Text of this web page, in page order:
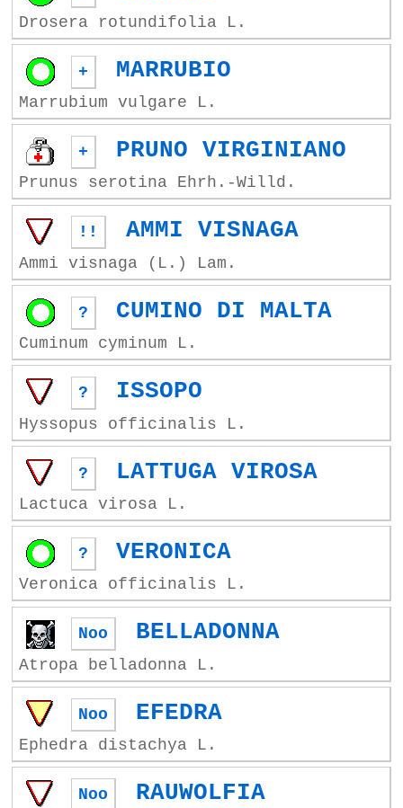
Drosera rotundifolia L.
+ MARRUBIO
Marrubium vulgare L.
+ PRUNO VIRGINIANO
Prunus serotina Ehrh.-Willd.
!! AMMI VISNAGA
Ammi visnaga (L.) Lam.
? CUMINO DI MALTA
Cuminum cyminum L.
? ISSOPO
Hyssopus officinalis L.
? LATTUGA VIROSA
Lactuca virosa L.
? VERONICA
Veronica officinalis L.
Noo BELLADONNA
Atropa belladonna L.
Noo EFEDRA
Ephedra distachya L.
Noo RAUWOLFIA